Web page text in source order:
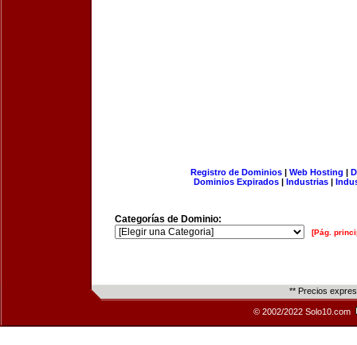
Registro de Dominios| Web Hosting |
Dominios Expirados | Industrias |
Categorías de Dominio:
[Pág.
** Precios
© 2002/2022 Solo10.com